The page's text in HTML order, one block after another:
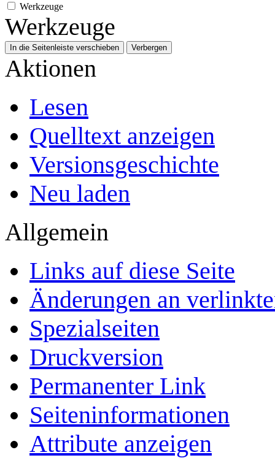
Werkzeuge
Werkzeuge
In die Seitenleiste verschieben Verbergen
Aktionen
Lesen
Quelltext anzeigen
Versionsgeschichte
Neu laden
Allgemein
Links auf diese Seite
Änderungen an
Spezialseiten
Druckversion
Permanenter Link
Seiten­­informationen
Attribute anzeigen